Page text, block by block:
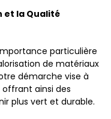
et la Qualité
particulière
de matériaux
démarche vise à
ainsi des
plus vert et durable.